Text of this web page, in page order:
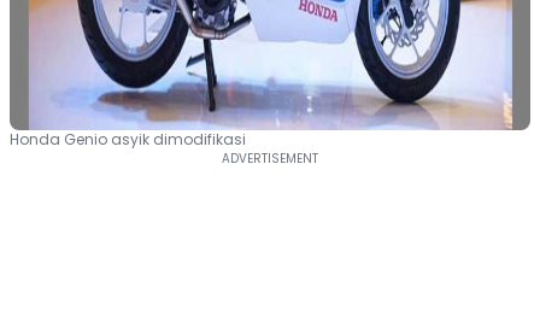
Honda Genio asyik dimodifikasi